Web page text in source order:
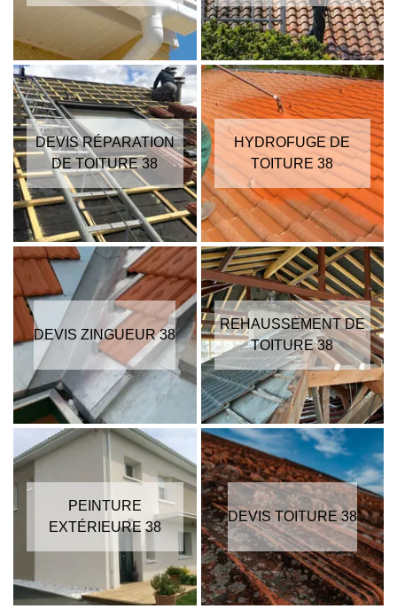
DEVIS RÉPARATION
DE TOITURE 38
HYDROFUGE DE
TOITURE 38
DEVIS ZINGUEUR 38
REHAUSSEMENT DE
TOITURE 38
PEINTURE
EXTÉRIEURE 38
DEVIS TOITURE 38